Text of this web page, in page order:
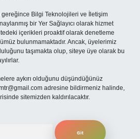
gereğince Bilgi Teknolojileri ve İletişim
bir Yer Sağlayıcı olarak hizmet
içerikleri proaktif olarak denetleme
bulunmamaktadır. Ancak, üyelerimiz
taşımakta olup, siteye üye olarak bu
aykırı olduğunu düşündüğünüz
adresine bildirmeniz halinde,
sitemizden kaldırılacaktır.